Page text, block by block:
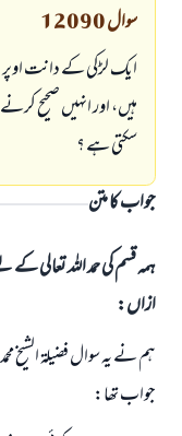
سوال12090
ايك لڑكى كے دانت
ہيں، اور انہيں صحيح
سكتى ہے ؟
جواب کا متن
ہمہ قسم کی حمد اللہ تعالی
ازاں:
ہم نے يہ سوال فضيلۃ الشيخ
جواب تھا: